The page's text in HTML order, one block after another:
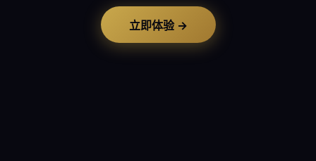
立即体验 →